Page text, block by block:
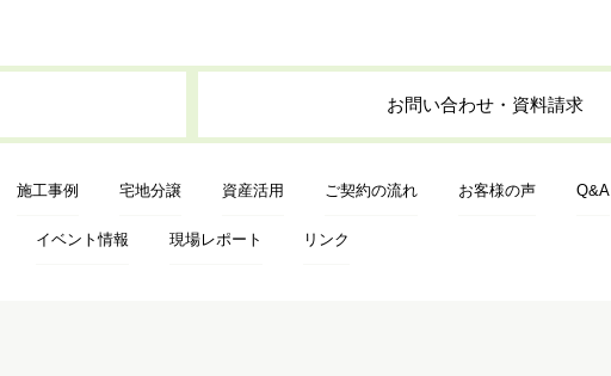
お問い合わせ・資料請求
施工事例 宅地分譲 資産活用 ご契約の流れ お客様の声 Q&A
イベント情報 現場レポート リンク